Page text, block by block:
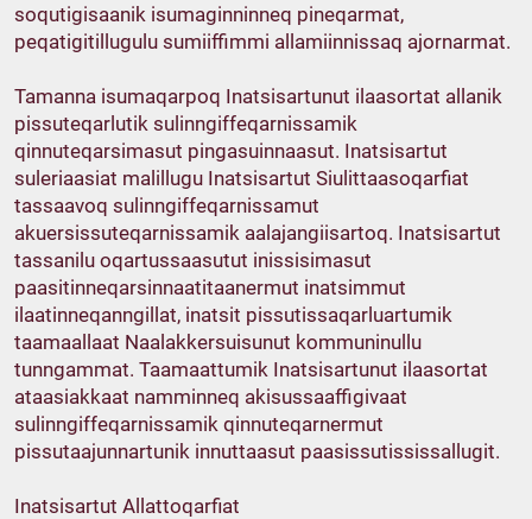
soqutigisaanik isumaginninneq pineqarmat,
peqatigitillugulu sumiiffimmi allamiinnissaq ajornarmat.
Tamanna isumaqarpoq Inatsisartunut ilaasortat allanik
pissuteqarlutik sulinngiffeqarnissamik
qinnuteqarsimasut pingasuinnaasut. Inatsisartut
suleriaasiat malillugu Inatsisartut Siulittaasoqarfiat
tassaavoq sulinngiffeqarnissamut
akuersissuteqarnissamik aalajangiisartoq. Inatsisartut
tassanilu oqartussaasutut inissisimasut
paasitinneqarsinnaatitaanermut inatsimmut
ilaatinneqanngillat, inatsit pissutissaqarluartumik
taamaallaat Naalakkersuisunut kommuninullu
tunngammat. Taamaattumik Inatsisartunut ilaasortat
ataasiakkaat namminneq akisussaaffigivaat
sulinngiffeqarnissamik qinnuteqarnermut
pissutaajunnartunik innuttaasut paasissutississallugit.
Inatsisartut Allattoqarfiat